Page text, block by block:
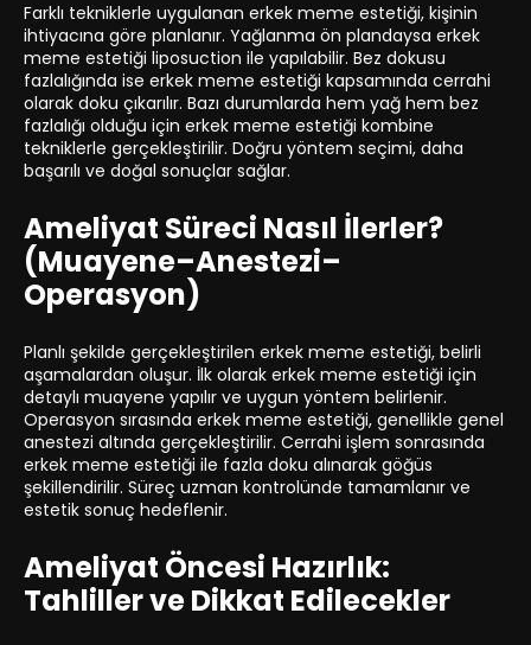
Farklı tekniklerle uygulanan erkek meme estetiği, kişinin
ihtiyacına göre planlanır. Yağlanma ön plandaysa erkek
meme estetiği liposuction ile yapılabilir. Bez dokusu
fazlalığında ise erkek meme estetiği kapsamında cerrahi
olarak doku çıkarılır. Bazı durumlarda hem yağ hem bez
fazlalığı olduğu için erkek meme estetiği kombine
tekniklerle gerçekleştirilir. Doğru yöntem seçimi, daha
başarılı ve doğal sonuçlar sağlar.
Ameliyat Süreci Nasıl İlerler?
(Muayene–Anestezi–
Operasyon)
Planlı şekilde gerçekleştirilen erkek meme estetiği, belirli
aşamalardan oluşur. İlk olarak erkek meme estetiği için
detaylı muayene yapılır ve uygun yöntem belirlenir.
Operasyon sırasında erkek meme estetiği, genellikle genel
anestezi altında gerçekleştirilir. Cerrahi işlem sonrasında
erkek meme estetiği ile fazla doku alınarak göğüs
şekillendirilir. Süreç uzman kontrolünde tamamlanır ve
estetik sonuç hedeflenir.
Ameliyat Öncesi Hazırlık:
Tahliller ve Dikkat Edilecekler